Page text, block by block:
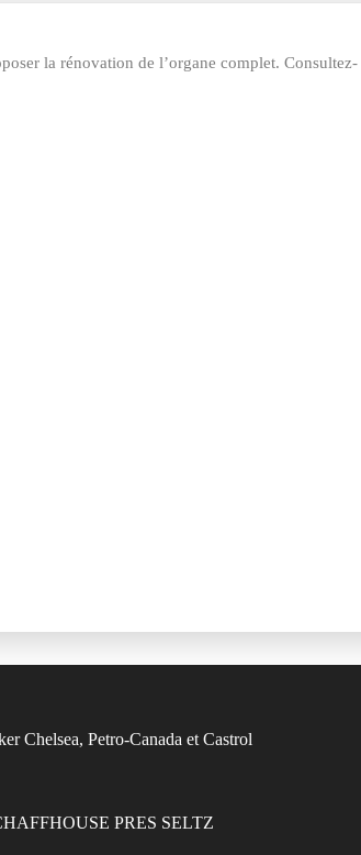
la rénovation de l’organe complet. Consultez-
PRES SELTZ